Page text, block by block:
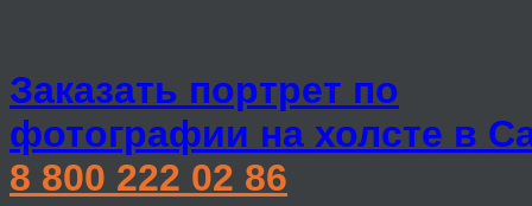
Заказать портрет по
фотографии на холсте в
8 800 222 02 86